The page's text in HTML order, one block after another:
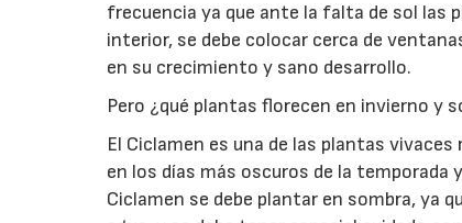
frecuencia ya que ante la falta de sol las
interior, se debe colocar cerca de
en su crecimiento y sano desarrollo.
Pero ¿qué plantas florecen en invierno y
El Ciclamen es una de las plantas
en los días más oscuros de la
Ciclamen se debe plantar en sombra, ya